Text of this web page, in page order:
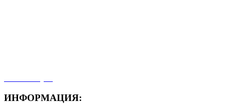
ИНФОРМАЦИЯ: